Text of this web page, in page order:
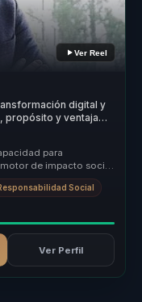
Ver Reel
digital y
propósito y ventaja
para
de impacto social
Social
Ver Perfil